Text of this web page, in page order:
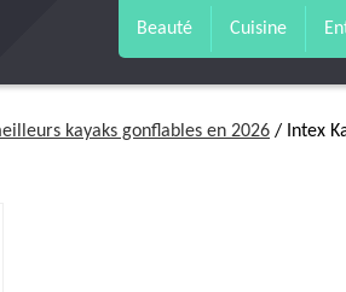
Beauté Cuisine
kayaks gonflables en 2026 / Intex